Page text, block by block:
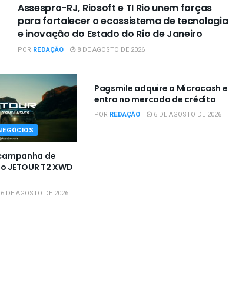
Assespro-RJ, Riosoft e TI Rio unem forças
para fortalecer o ecossistema de tecnologia
e inovação do Estado do Rio de Janeiro
POR REDAÇÃO 8 DE AGOSTO DE 2026
de
T2 XWD
DE AGOSTO DE 2026
Pagsmile adquire a Microcash e
entra no mercado de crédito
POR REDAÇÃO 6 DE AGOSTO DE 2026